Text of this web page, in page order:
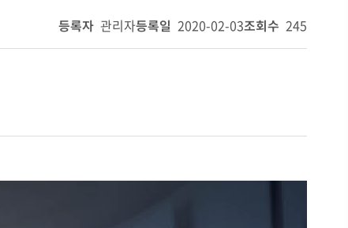
등록자 관리자등록일 2020-02-03조회수 245